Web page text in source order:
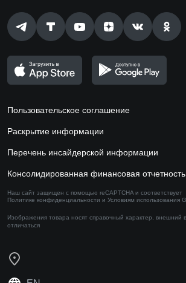
Пользовательское соглашение
Раскрытие информации
Перечень инсайдерской информации
Консолидированная финансовая
Наш сайт защищен с помощью reCAPTCHA и соответствует
Политике конфиденциальности и Условиям использования
Изображения товара носят справочный характер, внешний
отличаться